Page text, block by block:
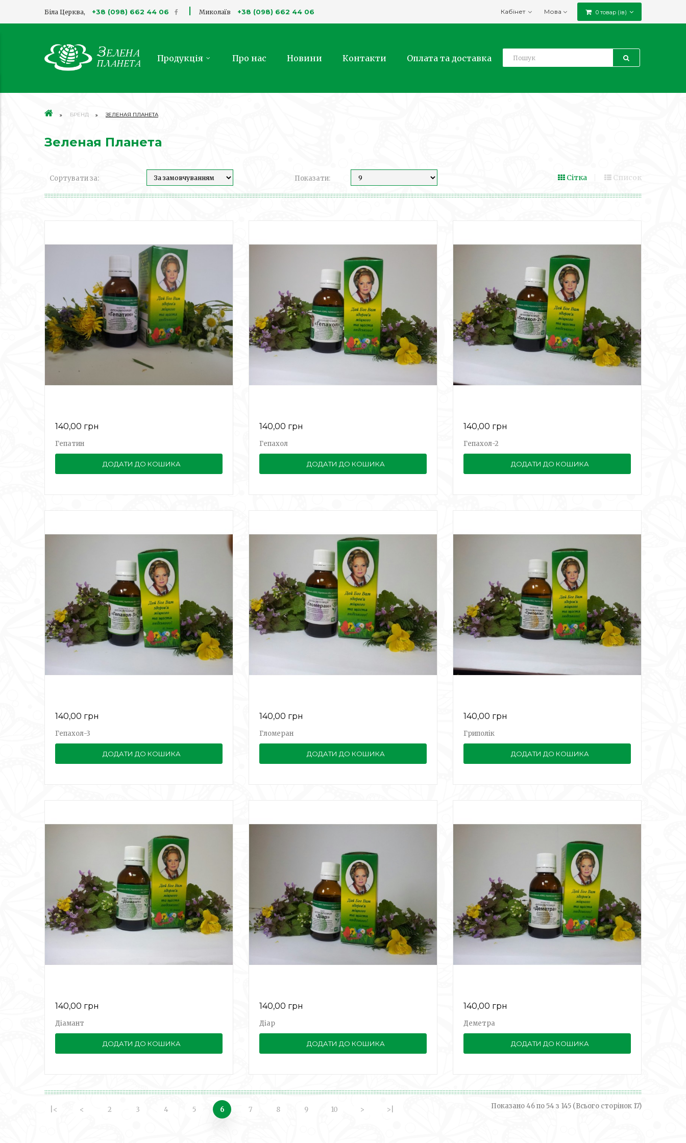
Біла Церква, +38 (098) 662 44 06 Миколаїв +38 (098) 662 44 06 0 товар (ів)
Мова
Кабінет
Продукція Про нас Новини Контакти Оплата та доставка
БРЕНД ЗЕЛЕНАЯ ПЛАНЕТА
Зеленая Планета
Сортувати за: Показати: Сітка Список
140,00 грн
Гепатин
ДОДАТИ ДО КОШИКА
140,00 грн
Гепахол
ДОДАТИ ДО КОШИКА
140,00 грн
Гепахол-2
ДОДАТИ ДО КОШИКА
140,00 грн
Гепахол-3
ДОДАТИ ДО КОШИКА
140,00 грн
Гломеран
ДОДАТИ ДО КОШИКА
140,00 грн
Гриполік
ДОДАТИ ДО КОШИКА
140,00 грн
Діамант
ДОДАТИ ДО КОШИКА
140,00 грн
Діар
ДОДАТИ ДО КОШИКА
140,00 грн
Деметра
ДОДАТИ ДО КОШИКА
|< < 2 3 4 5 6 7 8 9 10 > >| Показано 46 по 54 з 145 (Всього сторінок 17)